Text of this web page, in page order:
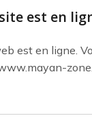
est en
est en ligne.